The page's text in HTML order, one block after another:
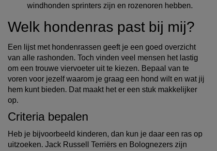
windhonden sprinters zijn en rozenoren hebben.
Welk hondenras past bij mij?
Een lijst met hondenrassen geeft je een goed overzicht
van alle rashonden. Toch vinden veel mensen het lastig
om een trouwe viervoeter uit te kiezen. Bepaal van te
voren voor jezelf waarom je graag een hond wilt en wat jij
hem kunt bieden. Dat maakt het er een stuk makkelijker
op.
Criteria bepalen
Heb je bijvoorbeeld kinderen, dan kun je daar een ras op
uitzoeken. Jack Russell Terriërs en Bolognezers zijn